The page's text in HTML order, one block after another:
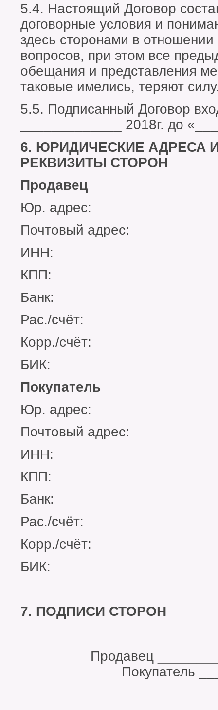
5.4. Настоящий Договор
договорные условия и
здесь сторонами в отношении
вопросов, при этом все
обещания и представления
таковые имелись, теряют
5.5. Подписанный Договор
_____________ 2018г. до
6. ЮРИДИЧЕСКИЕ АДРЕСА
РЕКВИЗИТЫ СТОРОН
Продавец
Юр. адрес:
Почтовый адрес:
ИНН:
КПП:
Банк:
Рас./счёт:
Корр./счёт:
БИК:
Покупатель
Юр. адрес:
Почтовый адрес:
ИНН:
КПП:
Банк:
Рас./счёт:
Корр./счёт:
БИК:
7. ПОДПИСИ СТОРОН
Продавец
Покупатель